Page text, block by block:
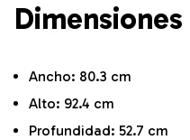
Dimensiones
Ancho: 80.3 cm
Alto: 92.4 cm
Profundidad: 52.7 cm